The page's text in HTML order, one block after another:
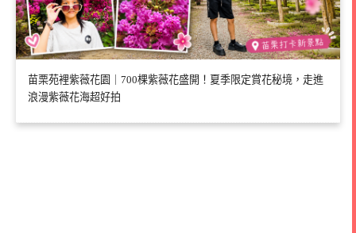
苗栗苑裡紫薇花園｜700棵紫薇花盛開！夏季限定賞花秘境，走進
浪漫紫薇花海超好拍